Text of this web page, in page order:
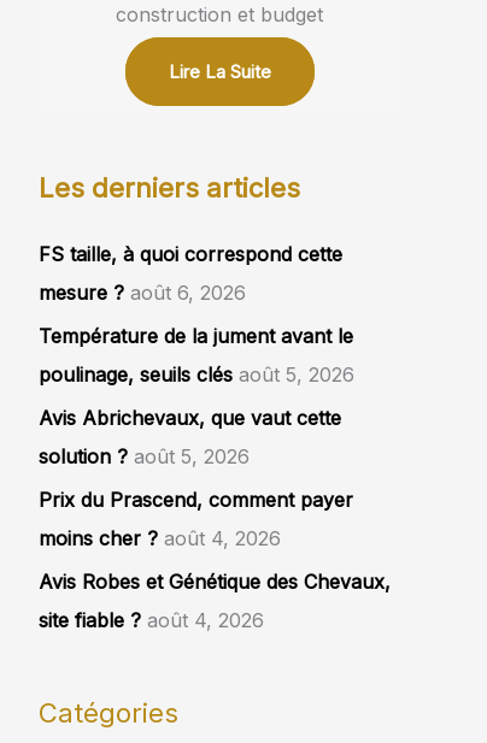
construction et budget
Lire La Suite
Les derniers articles
FS taille, à quoi correspond cette
mesure ? août 6, 2026
Température de la jument avant le
poulinage, seuils clés août 5, 2026
Avis Abrichevaux, que vaut cette
solution ? août 5, 2026
Prix du Prascend, comment payer
moins cher ? août 4, 2026
Avis Robes et Génétique des Chevaux,
site fiable ? août 4, 2026
Catégories